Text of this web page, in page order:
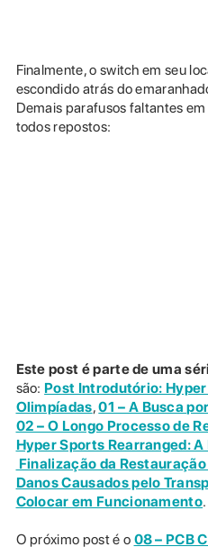
Finalmente, o switch em seu
escondido atrás do
Demais parafusos faltantes
todos repostos:
Este post é parte de uma
são: Post Introdutório:
Olimpíadas,01 – A Busca
02 – O Longo Processo de
Hyper Sports Rearranged:
Finalização da
Danos Causados pelo
Colocar em Funcionamento.
O próximo post é o 08 – PCB